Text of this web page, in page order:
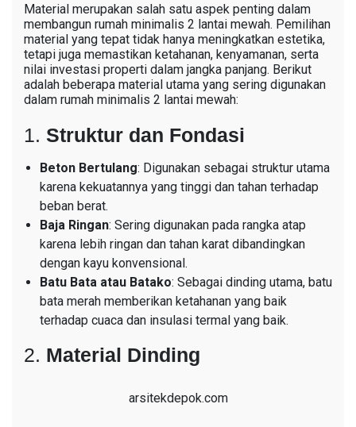
Material merupakan salah satu aspek penting dalam
membangun rumah minimalis 2 lantai mewah. Pemilihan
material yang tepat tidak hanya meningkatkan estetika,
tetapi juga memastikan ketahanan, kenyamanan, serta
nilai investasi properti dalam jangka panjang. Berikut
adalah beberapa material utama yang sering digunakan
dalam rumah minimalis 2 lantai mewah:
1. Struktur dan Fondasi
Beton Bertulang: Digunakan sebagai struktur utama
karena kekuatannya yang tinggi dan tahan terhadap
beban berat.
Baja Ringan: Sering digunakan pada rangka atap
karena lebih ringan dan tahan karat dibandingkan
dengan kayu konvensional.
Batu Bata atau Batako: Sebagai dinding utama, batu
bata merah memberikan ketahanan yang baik
terhadap cuaca dan insulasi termal yang baik.
2. Material Dinding
arsitekdepok.com